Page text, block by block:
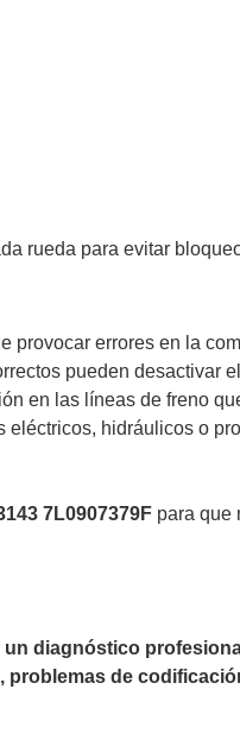
rueda para evitar
provocar errores en la
pueden desactivar
en las líneas de freno
eléctricos, hidráulicos o
7L0907379Fpara que
diagnóstico
de